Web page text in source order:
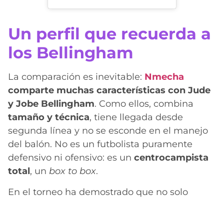
Un perfil que recuerda a
los Bellingham
La comparación es inevitable: Nmecha
comparte muchas características con Jude
y Jobe Bellingham. Como ellos, combina
tamaño y técnica, tiene llegada desde
segunda línea y no se esconde en el manejo
del balón. No es un futbolista puramente
defensivo ni ofensivo: es un centrocampista
total, un box to box.
En el torneo ha demostrado que no solo